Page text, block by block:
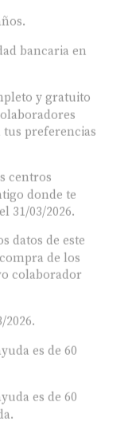
bancaria en
y gratuito
preferencias
centros
donde te
31/03/2026.
datos de este
de los
colaborador
2026.
es de 60
es de 60